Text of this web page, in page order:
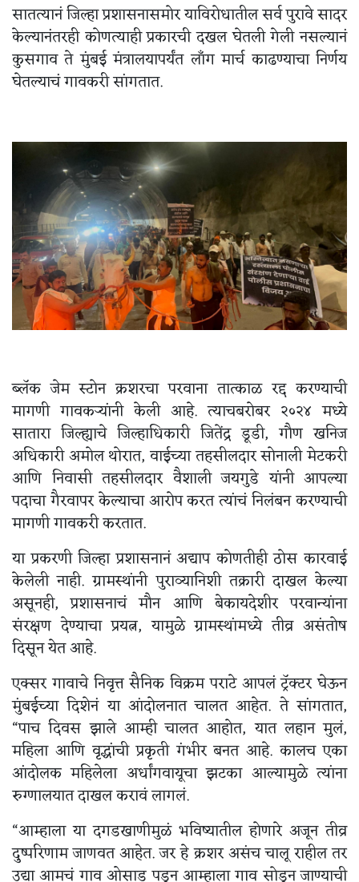
सातत्यानं जिल्हा प्रशासनासमोर याविरोधातील सर्व पुरावे सादर
केल्यानंतरही कोणत्याही प्रकारची दखल घेतली गेली नसल्यानं
कुसगाव ते मुंबई मंत्रालयापर्यंत लाँग मार्च काढण्याचा निर्णय
घेतल्याचं गावकरी सांगतात.
ब्लॅक जेम स्टोन क्रशरचा परवाना तात्काळ रद्द करण्याची
मागणी गावकऱ्यांनी केली आहे. त्याचबरोबर २०२४ मध्ये
सातारा जिल्ह्याचे जिल्हाधिकारी जितेंद्र डूडी, गौण खनिज
अधिकारी अमोल थोरात, वाईच्या तहसीलदार सोनाली मेटकरी
आणि निवासी तहसीलदार वैशाली जयगुडे यांनी आपल्या
पदाचा गैरवापर केल्याचा आरोप करत त्यांचं निलंबन करण्याची
मागणी गावकरी करतात.
या प्रकरणी जिल्हा प्रशासनानं अद्याप कोणतीही ठोस कारवाई
केलेली नाही. ग्रामस्थांनी पुराव्यानिशी तक्रारी दाखल केल्या
असूनही, प्रशासनाचं मौन आणि बेकायदेशीर परवान्यांना
संरक्षण देण्याचा प्रयत्न, यामुळे ग्रामस्थांमध्ये तीव्र असंतोष
दिसून येत आहे.
एक्सर गावाचे निवृत्त सैनिक विक्रम पराटे आपलं ट्रॅक्टर घेऊन
मुंबईच्या दिशेनं या आंदोलनात चालत आहेत. ते सांगतात,
“पाच दिवस झाले आम्ही चालत आहोत, यात लहान मुलं,
महिला आणि वृद्धांची प्रकृती गंभीर बनत आहे. कालच एका
आंदोलक महिलेला अर्धांगवायूचा झटका आल्यामुळे त्यांना
रुग्णालयात दाखल करावं लागलं.
“आम्हाला या दगडखाणीमुळं भविष्यातील होणारे अजून तीव्र
दुष्परिणाम जाणवत आहेत. जर हे क्रशर असंच चालू राहील तर
उद्या आमचं गाव ओसाड पडून आम्हाला गाव सोडून जाण्याची